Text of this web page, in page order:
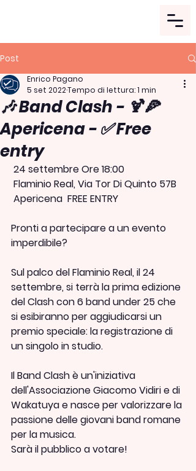
Post
🎶 Band Clash - 🍹🍕
Apericena - ✅ Free
entry
Enrico Pagano
5 set 2022Tempo di lettura: 1 min
24 settembre Ore 18:00
Flaminio Real, Via Tor Di Quinto 57B
Apericena  FREE ENTRY
Pronti a partecipare a un evento
imperdibile?
Sul palco del Flaminio Real, il 24
settembre, si terrà la prima edizione
del Clash con 6 band under 25 che
si esibiranno per aggiudicarsi un
premio speciale: la registrazione di
un singolo in studio.
Il Band Clash è un'iniziativa
dell'Associazione Giacomo Vidiri e di
Wakatuya e nasce per valorizzare la
passione delle giovani band romane
per la musica.
Sarà il pubblico a votare!